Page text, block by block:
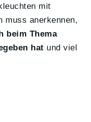
mit
muss anerkennen,
beim Thema
hat und viel